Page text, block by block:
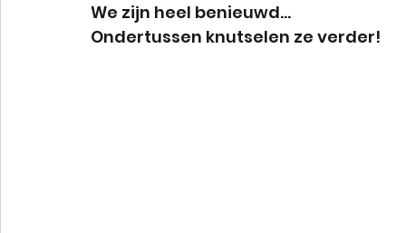
We zijn heel benieuwd...
Ondertussen knutselen ze verder!